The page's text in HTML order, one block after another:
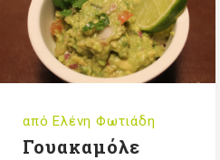
απόΕλένη Φωτιάδη
Γουακαμόλε